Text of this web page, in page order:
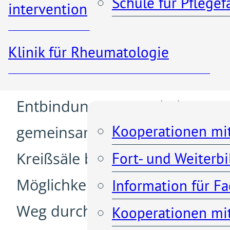
interventionelle Radiologie
Klinik für Rheumatologie
Kooperationen
Kooperationen
Fort- und
Information für
Kooperationen
begleitet Sie so auf Ihrem
Gerne gestalten wir den
Entbindungsraum mit Ihnen
gemeinsam. Unsere
Kreißsäle bieten Ihnen viele
Möglichkeiten auf ihrem
Weg durch die Geburt: